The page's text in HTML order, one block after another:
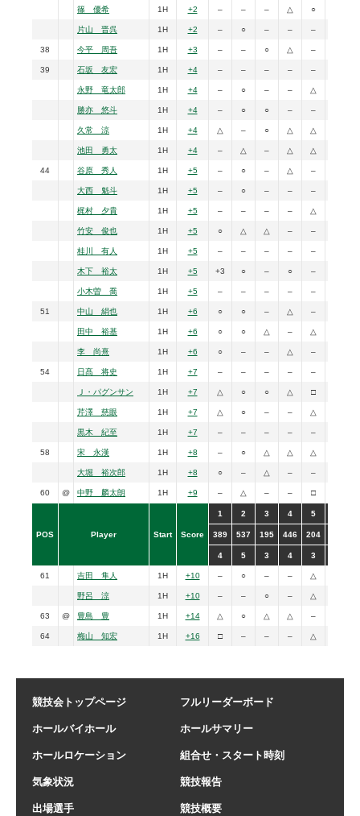
篠 優希 1H +2 – – – △ ○
片山 晋呉 1H +2 – ○ – – –
38 今平 周吾 1H +3 – – ○ △ –
39 石坂 友宏 1H +4 – – – – –
永野 竜太郎 1H +4 – ○ – – △
勝亦 悠斗 1H +4 – ○ ○ – –
久常 涼 1H +4 △ – ○ △ △
池田 勇太 1H +4 – △ – △ △
44 谷原 秀人 1H +5 – ○ – △ –
大西 魁斗 1H +5 – ○ – – –
梶村 夕貴 1H +5 – – – – △
竹安 俊也 1H +5 ○ △ △ – –
桂川 有人 1H +5 – – – – –
木下 裕太 1H +5 +3 ○ – ○ –
小木曽 喬 1H +5 – – – – –
51 中山 絹也 1H +6 ○ ○ – △ –
田中 裕基 1H +6 ○ ○ △ – △
李 尚熹 1H +6 ○ – – △ –
54 日髙 将史 1H +7 – – – – –
Ｊ・パグンサン 1H +7 △ ○ ○ △ □
芹澤 慈眼 1H +7 △ ○ – – △
黒木 紀至 1H +7 – – – – –
58 宋 永漢 1H +8 – ○ △ △ △
大堀 裕次郎 1H +8 ○ – △ – –
60 @ 中野 麟太朗 1H +9 – △ – – □
POS Player Start Score
1 2 3 4 5
389 537 195 446 204
4 5 3 4 3
61 吉田 隼人 1H +10 – ○ – – △
野呂 涼 1H +10 – – ○ – △
63 @ 豊島 豊 1H +14 △ ○ △ △ –
64 梅山 知宏 1H +16 □ – – – △
競技会トップページ フルリーダーボード
ホールバイホール ホールサマリー
ホールロケーション 組合せ・スタート時刻
気象状況 競技報告
出場選手 競技概要